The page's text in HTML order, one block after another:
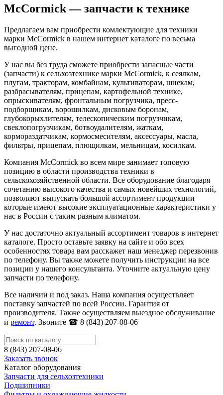
McCormick — запчасти к технике
Предлагаем вам приобрести комлектующие для техники
марки McCormick в нашем интернет каталоге по весьма
выгодной цене.
У нас вы без труда сможете приобрести запасные части
(запчасти) к сельхозтехнике марки McCormick, к сеялкам,
плугам, тракторам, комбайнам, культиваторам, шнекам,
разбрасывателям, прицепам, картофельной технике,
опрыскивателям, фронтальным погрузчика, пресс-
подборщикам, ворошилкам, дисковым боронам,
глубокорыхлителям, телескопическим погрузчикам,
свеклопогрузчикам, ботвоудалителям, жаткам,
кормораздатчикам, кормосмесителям, аксессуары, масла,
фильтры, прицепам, плющилкам, мельницам, косилкам.
Компания McCormick во всем мире занимает топовую
позицию в области производства техники в
сельскохозяйственной области. Все оборудование благодаря
сочетанию высокого качества и самых новейших технологий,
позволяют выпускать большой ассортимент продукции
которые имеют высокие эксплуатационные характеристики у
нас в России с таким разным климатом.
У нас достаточно актуальный ассортимент товаров в интернет
каталоге. Просто оставьте заявку на сайте и обо всех
особенностях товара вам расскажет наш менеджер перезвонив
по телефону. Вы также можете получить инструкции на все
позиции у нашего консультанта. Уточните актуальную цену
запчасти по телефону.
Все наличии и под заказ. Наша компания осуществляет
поставку запчастей по всей России. Гарантия от
производителя. Также осуществляем выездное обслуживание
и ремонт. Звоните ☎ 8 (843) 207-08-06
8 (843) 207-08-06
Заказать звонок
Каталог оборудования
Запчасти для сельхозтехники
Подшипники